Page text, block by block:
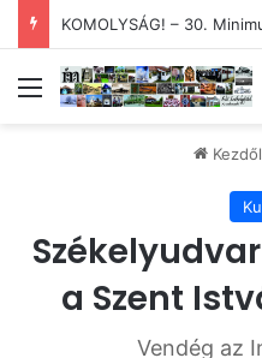
Menü
a Szent
Vendég az